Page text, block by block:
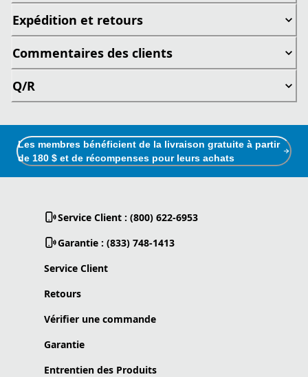
Expédition et retours
Commentaires des clients
Q/R
Les membres bénéficient de la livraison gratuite à partir
de 180 $ et de récompenses pour leurs achats
Service Client : (800) 622-6953
Garantie : (833) 748-1413
Service Client
Retours
Vérifier une commande
Garantie
Entrentien des Produits